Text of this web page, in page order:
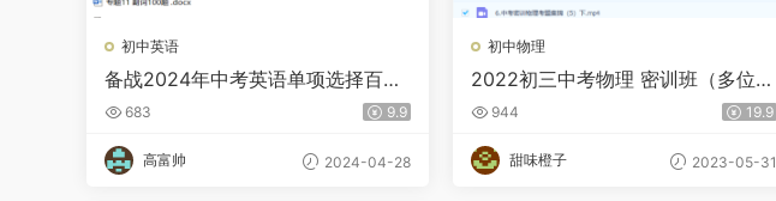
初中英语
备战2024年中考英语单项选择百题
分类训练（中考真题+名地最新模拟
683 9.9
高富帅 2024-04-28
初中物理
2022初三中考物理 密训班（多位老
师合讲）
944 19.9
甜味橙子 2023-05-31